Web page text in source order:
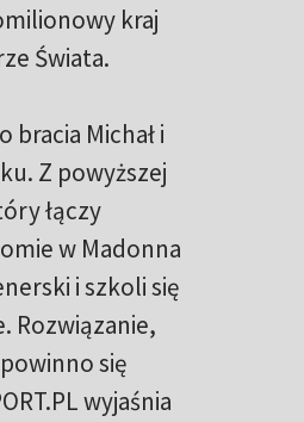
kraj
Świata.
Michał i
Z powyższej
łączy
w Madonna
i szkoli się
Rozwiązanie,
się
wyjaśnia